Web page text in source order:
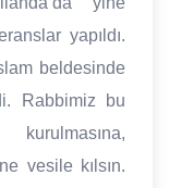
yapıldı.
beldesinde
Rabbimiz bu
vesile kılsın.